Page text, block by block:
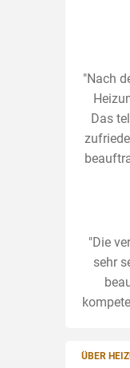
"Nach
Das
"Die
sehr
ÜBER